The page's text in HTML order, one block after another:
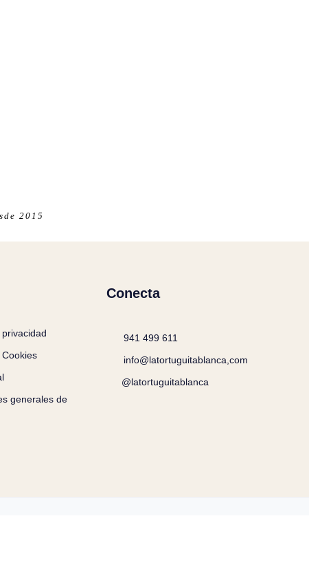
2015
generales de
Conecta
941 499 611
info@latortuguitablanca,com
@latortuguitablanca